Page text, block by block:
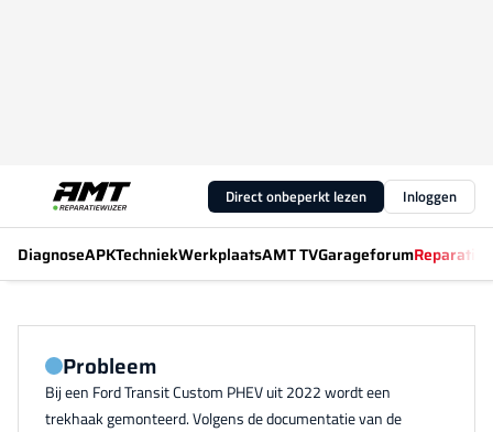
Direct onbeperkt lezen Inloggen
DiagnoseAPKTechniekWerkplaatsAMT TVGarageforum
Probleem
Bij een Ford Transit Custom PHEV uit 2022 wordt een
trekhaak gemonteerd. Volgens de documentatie van de